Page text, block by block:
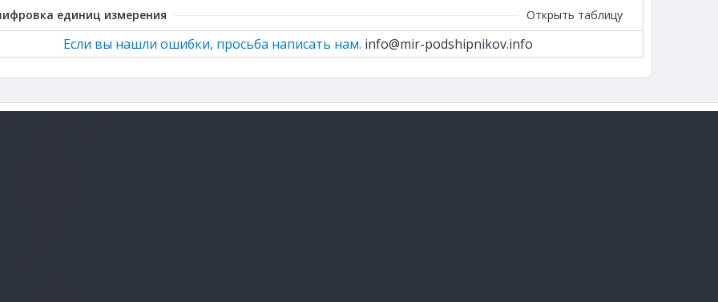
единиц измерения
Открыть таблицу
Если вы нашли ошибки, просьба написать нам. info@mir-podshipnikov.info